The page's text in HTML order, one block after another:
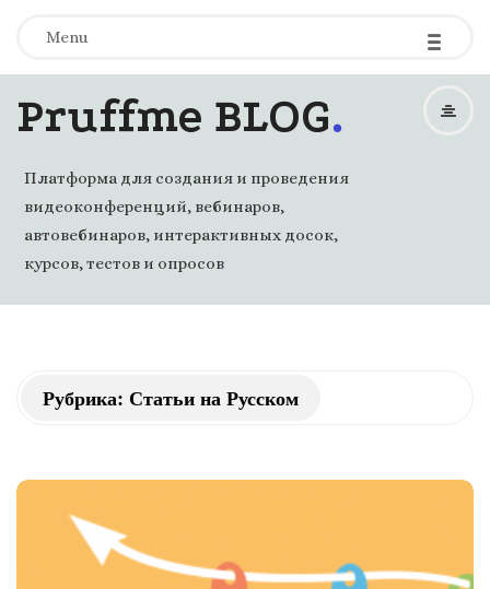
Menu -
-
-
Pruffme BLOG.
Платформа для создания и проведения
видеоконференций, вебинаров,
автовебинаров, интерактивных досок,
курсов, тестов и опросов
Рубрика: Статьи на Русском